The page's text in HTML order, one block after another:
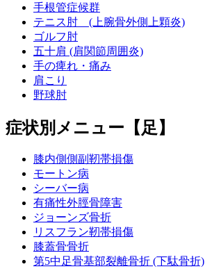
手根管症候群
テニス肘 (上腕骨外側上顆炎)
ゴルフ肘
五十肩 (肩関節周囲炎)
手の痺れ・痛み
肩こり
野球肘
症状別メニュー【足】
膝内側側副靭帯損傷
モートン病
シーバー病
有痛性外脛骨障害
ジョーンズ骨折
リスフラン靭帯損傷
膝蓋骨骨折
第5中足骨基部裂離骨折 (下駄骨折)